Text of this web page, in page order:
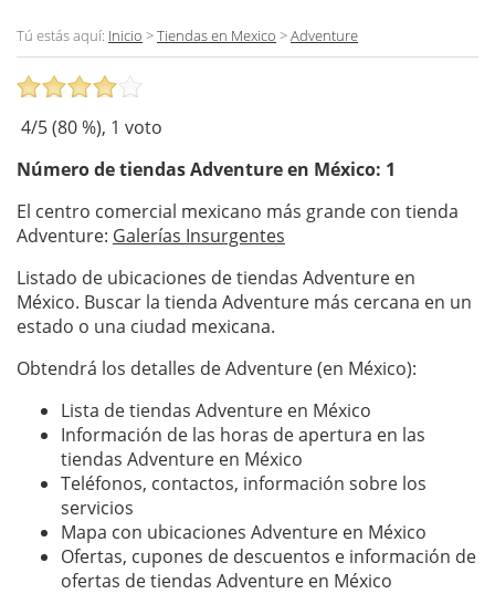
Tú estás aquí: Inicio >Tiendas en Mexico >Adventure
4/5 (80%), 1 voto
Número de tiendasAdventureen México: 1
El centro comercial mexicano más grande con tienda
Adventure: Galerías Insurgentes
Listado de ubicaciones de tiendas Adventure en
México. Buscar la tienda Adventure más cercana en un
estado o una ciudad mexicana.
Obtendrá los detalles de Adventure (en México):
Lista de tiendas Adventure en México
Información de las horas de apertura en las
tiendas Adventure en México
Teléfonos, contactos, información sobre los
servicios
Mapa con ubicaciones Adventure en México
Ofertas, cupones de descuentos e información de
ofertas de tiendas Adventure en México